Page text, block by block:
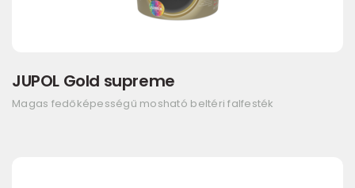
JUPOL Gold supreme
Magas fedőképességű mosható beltéri falfesték